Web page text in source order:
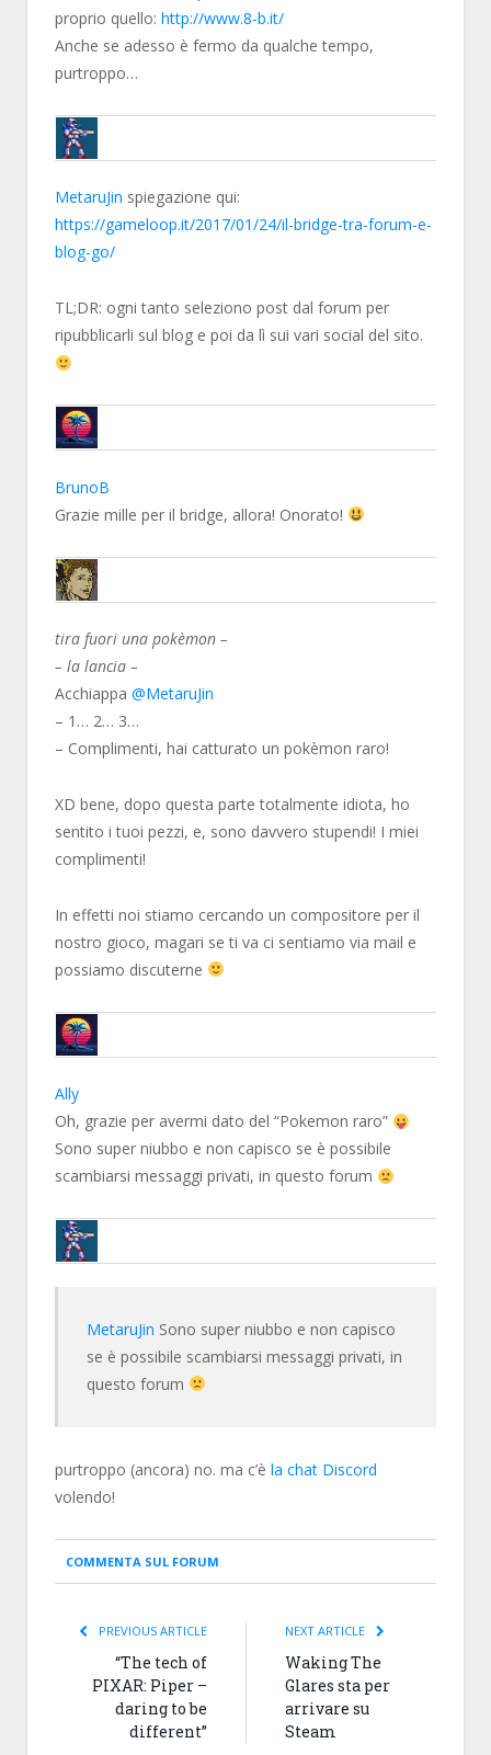
proprio quello: http://www.8-b.it/
Anche se adesso è fermo da qualche tempo,
purtroppo…
BRUNOB
MetaruJin spiegazione qui:
https://gameloop.it/2017/01/24/il-bridge-tra-forum-e-
blog-go/
TL;DR: ogni tanto seleziono post dal forum per
ripubblicarli sul blog e poi da lì sui vari social del sito.
METARUJIN
BrunoB
Grazie mille per il bridge, allora! Onorato!
ALLY
tira fuori una pokèmon –
– la lancia –
Acchiappa @MetaruJin
– 1… 2… 3…
– Complimenti, hai catturato un pokèmon raro!
XD bene, dopo questa parte totalmente idiota, ho
sentito i tuoi pezzi, e, sono davvero stupendi! I miei
complimenti!
In effetti noi stiamo cercando un compositore per il
nostro gioco, magari se ti va ci sentiamo via mail e
possiamo discuterne
METARUJIN
Ally
Oh, grazie per avermi dato del “Pokemon raro”
Sono super niubbo e non capisco se è possibile
scambiarsi messaggi privati, in questo forum
BRUNOB
MetaruJin Sono super niubbo e non capisco
se è possibile scambiarsi messaggi privati, in
questo forum
purtroppo (ancora) no. ma c’è la chat Discord
volendo!
COMMENTA SUL FORUM
PREVIOUS ARTICLE
“The tech of
PIXAR: Piper –
daring to be
different”
NEXT ARTICLE
Waking The
Glares sta per
arrivare su
Steam